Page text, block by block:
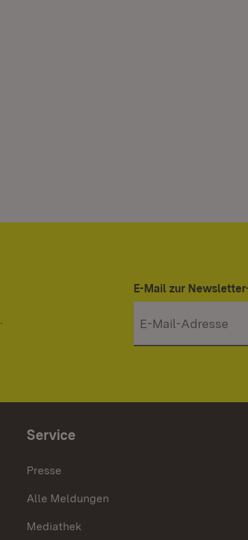
E-Mail zur
Service
Presse
Alle Meldungen
Mediathek